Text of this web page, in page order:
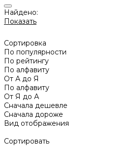
Найдено:
Показать
Сортировка
По популярности
По рейтингу
По алфавиту
От А до Я
По алфавиту
От Я до А
Сначала дешевле
Сначала дороже
Вид отображения
Сортировать